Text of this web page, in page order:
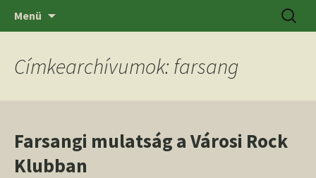
SZTE BTK Régészeti Tanszék
Menü
Címkearchívumok: farsang
Farsangi mulatság a Városi Rock
Klubban